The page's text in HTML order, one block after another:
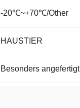
-20℃~+70℃/Other
HAUSTIER
Besonders angefertigt